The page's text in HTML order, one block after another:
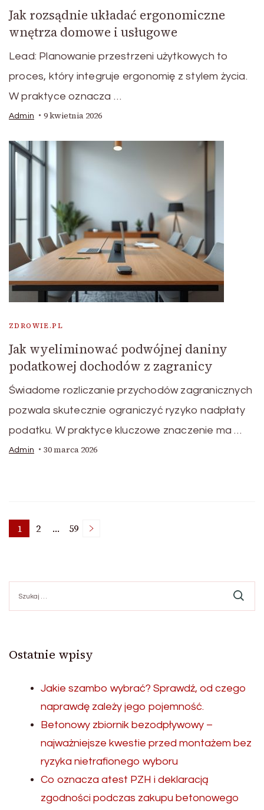
Jak rozsądnie układać ergonomiczne
wnętrza domowe i usługowe
Lead: Planowanie przestrzeni użytkowych to
proces, który integruje ergonomię z stylem życia.
W praktyce oznacza …
Admin 9 kwietnia 2026
ZDROWIE.PL
Jak wyeliminować podwójnej daniny
podatkowej dochodów z zagranicy
Świadome rozliczanie przychodów zagranicznych
pozwala skutecznie ograniczyć ryzyko nadpłaty
podatku. W praktyce kluczowe znaczenie ma …
Admin 30 marca 2026
Nawigacja
po
wpisach
Page
1 Page
2 … Page
59
Ostatnie wpisy
Jakie szambo wybrać? Sprawdź, od czego
naprawdę zależy jego pojemność.
Betonowy zbiornik bezodpływowy –
najważniejsze kwestie przed montażem bez
ryzyka nietrafionego wyboru
Co oznacza atest PZH i deklaracją
zgodności podczas zakupu betonowego